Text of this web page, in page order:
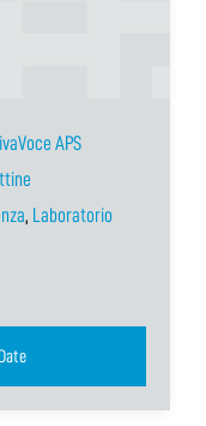
APS
, Laboratorio